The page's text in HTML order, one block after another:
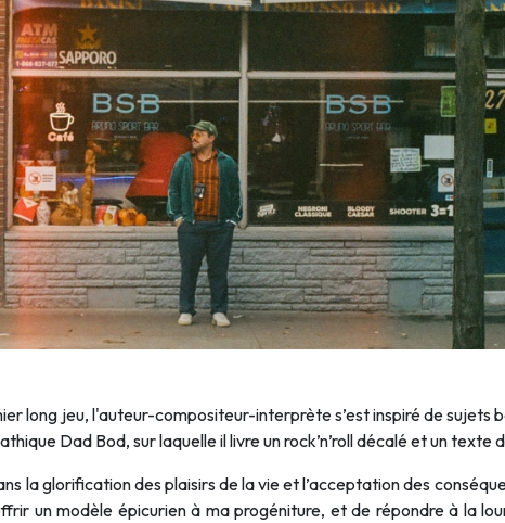
long jeu, l'auteur-compositeur-interprète s’est inspiré de sujets
Dad Bod, sur laquelle il livre un rock’n’roll décalé et un texte
la glorification des plaisirs de la vie et l’acceptation des
un modèle épicurien à ma progéniture, et de répondre à la